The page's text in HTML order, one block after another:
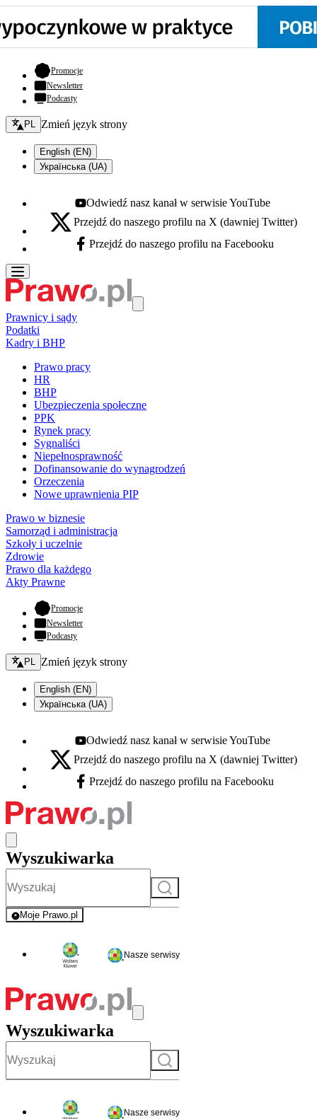
Promocje- otwiera się w nowej karcie
Newsletter
Podcasty
Zmień język - bieżący:
PL Zmień język strony
English (EN)
Українська (UA)
Youtube - otwiera się w nowej karcie
Odwiedź nasz kanał w serwisie YouTube
X - otwiera się w nowej karcie
Przejdź do naszego profilu na X (dawniej Twitter)
Facebook - otwiera się w nowej karcie
Przejdź do naszego profilu na Facebooku
Prawnicy i sądy
Podatki
Kadry i BHP
Prawo pracy
HR
BHP
Ubezpieczenia społeczne
PPK
Rynek pracy
Sygnaliści
Niepełnosprawność
Dofinansowanie do wynagrodzeń
Orzeczenia
Nowe uprawnienia PIP
Prawo w biznesie
Samorząd i administracja
Szkoły i uczelnie
Zdrowie
Prawo dla każdego
Akty Prawne
Promocje- otwiera się w nowej karcie
Newsletter
Podcasty
Zmień język - bieżący:
PL Zmień język strony
English (EN)
Українська (UA)
Youtube - otwiera się w nowej karcie
Odwiedź nasz kanał w serwisie YouTube
X - otwiera się w nowej karcie
Przejdź do naszego profilu na X (dawniej Twitter)
Facebook - otwiera się w nowej karcie
Przejdź do naszego profilu na Facebooku
Wyszukiwarka
Szukaj
Moje Prawo.pl
- rejestracja i logowanie do serwisu
Nasze serwisy
Wyszukiwarka
Szukaj
Nasze serwisy